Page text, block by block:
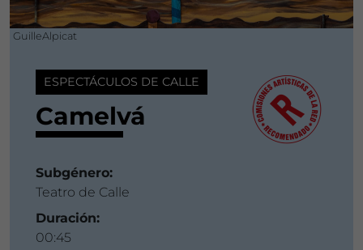
GuilleAlpicat
ESPECTÁCULOS DE CALLE
Camelvá
Subgénero:
Teatro de Calle
Duración:
00:45